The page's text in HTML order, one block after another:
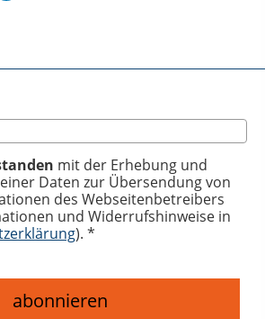
mit der Erhebung und
Daten zur Übersendung von
des Webseitenbetreibers
und Widerrufshinweise in
). *